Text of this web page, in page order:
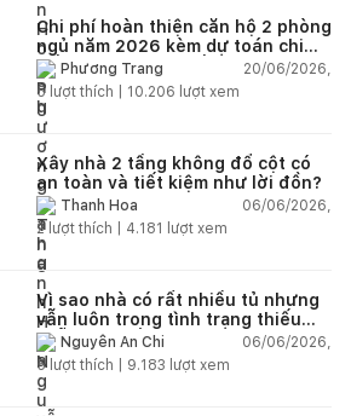
Chi phí hoàn thiện căn hộ 2 phòng
ngủ năm 2026 kèm dự toán chi
tiết và ví dụ thực tế
Phương Trang
20/06/2026,
5 lượt thích | 10.206 lượt xem
Xây nhà 2 tầng không đổ cột có
an toàn và tiết kiệm như lời đồn?
Thanh Hoa
06/06/2026,
2lượt thích | 4.181 lượt xem
Vì sao nhà có rất nhiều tủ nhưng
vẫn luôn trong tình trạng thiếu
chỗ chứa đồ?
Nguyễn An Chi
06/06/2026,
5lượt thích | 9.183 lượt xem